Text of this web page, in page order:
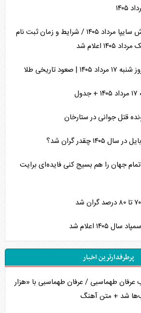
جدیدترین پیش فروش سایپا مرداد ۱۴۰۵ / شرایط و زمان ثبت نام
اعلام شد
تاریخی طلا
چقدر گران شد؟
جهان را هم بسیج کنی فایده‌ای برایت
اعلام شد
پرطرفدارترین اخبار
عرفان طهماسبی / عرفان طهماسبی با «هزار
شد + متن آهنگ